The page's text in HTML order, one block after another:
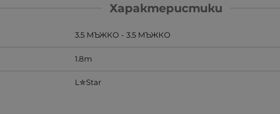
Характеристики
3.5 МЪЖКО - 3.5 МЪЖКО
1.8m
L✮Star